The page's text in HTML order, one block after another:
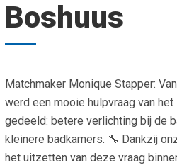
Boshuus
Matchmaker Monique Stapper:
werd een mooie hulpvraag van
gedeeld: betere verlichting bij de
kleinere badkamers. 🔧 Dankzij
het uitzetten van deze vraag